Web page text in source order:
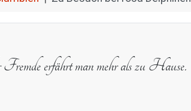
erfährt man mehr als zu Hause.